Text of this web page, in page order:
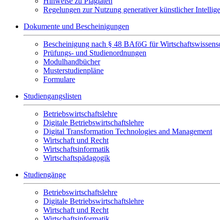
Regelungen zur Nutzung generativer künstlicher
Dokumente und Bescheinigungen
Bescheinigung nach § 48 BAföG für
Prüfungs- und Studienordnungen
Modulhandbücher
Musterstudienpläne
Formulare
Studiengangslisten
Betriebswirtschaftslehre
Digitale Betriebswirtschaftslehre
Digital Transformation Technologies and Management
Wirtschaft und Recht
Wirtschaftsinformatik
Wirtschaftspädagogik
Studiengänge
Betriebswirtschaftslehre
Digitale Betriebswirtschaftslehre
Wirtschaft und Recht